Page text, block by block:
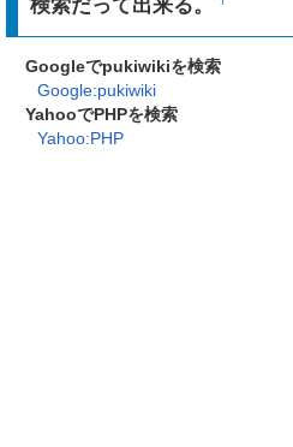
検索だって出来る。
Googleでpukiwikiを検索
Google:pukiwiki
YahooでPHPを検索
Yahoo:PHP